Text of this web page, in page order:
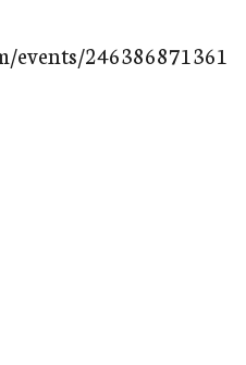
events/246386871361